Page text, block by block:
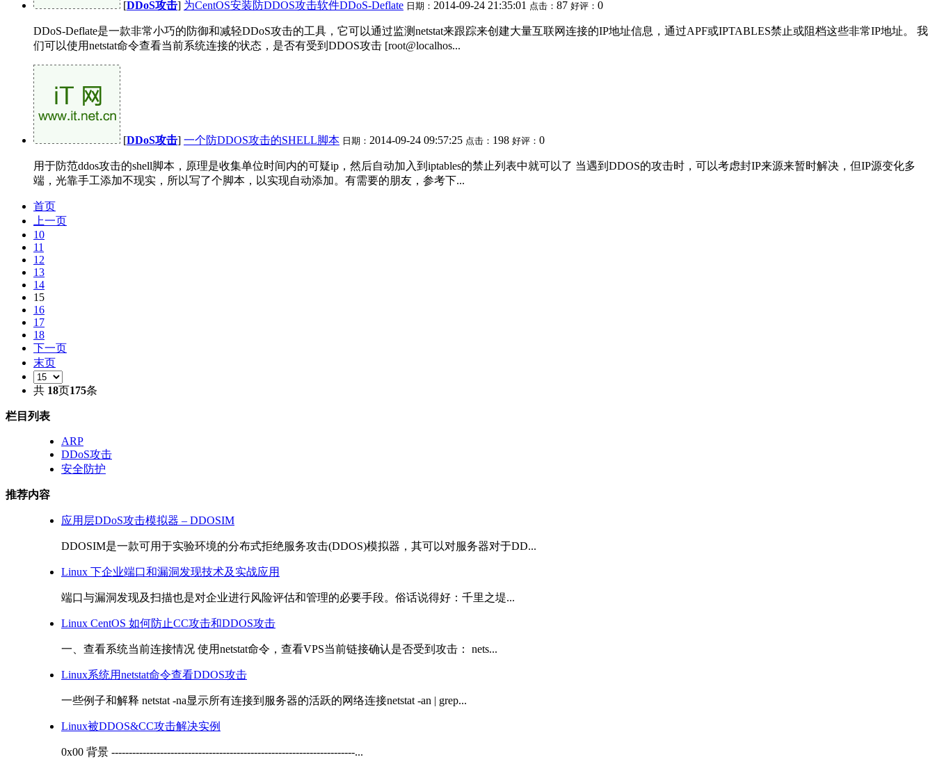
[DDoS攻击] 为CentOS安装防DDOS攻击软件DDoS-Deflate 日期： 2014-09-24 21:35:01 点击： 87 好评： 0
DDoS-Deflate是一款非常小巧的防御和减轻DDoS攻击的工具，它可以通过监测netstat来跟踪来创建大量互联网连接的IP地址信息，通过APF或IPTABLES禁止或阻档这些非常IP地址。 我
们可以使用netstat命令查看当前系统连接的状态，是否有受到DDOS攻击 [root@localhos...
[DDoS攻击] 一个防DDOS攻击的SHELL脚本 日期： 2014-09-24 09:57:25 点击： 198 好评： 0
用于防范ddos攻击的shell脚本，原理是收集单位时间内的可疑ip，然后自动加入到iptables的禁止列表中就可以了 当遇到DDOS的攻击时，可以考虑封IP来源来暂时解决，但IP源变化多
端，光靠手工添加不现实，所以写了个脚本，以实现自动添加。有需要的朋友，参考下...
首页
上一页
10
11
12
13
14
15
16
17
18
下一页
末页
共 18页175条
栏目列表
ARP
DDoS攻击
安全防护
推荐内容
应用层DDoS攻击模拟器 – DDOSIM
DDOSIM是一款可用于实验环境的分布式拒绝服务攻击(DDOS)模拟器，其可以对服务器对于DD...
Linux 下企业端口和漏洞发现技术及实战应用
端口与漏洞发现及扫描也是对企业进行风险评估和管理的必要手段。俗话说得好：千里之堤...
Linux CentOS 如何防止CC攻击和DDOS攻击
一、查看系统当前连接情况 使用netstat命令，查看VPS当前链接确认是否受到攻击： nets...
Linux系统用netstat命令查看DDOS攻击
一些例子和解释 netstat -na显示所有连接到服务器的活跃的网络连接netstat -an | grep...
Linux被DDOS&CC攻击解决实例
0x00 背景 ----------------------------------------------------------------------...